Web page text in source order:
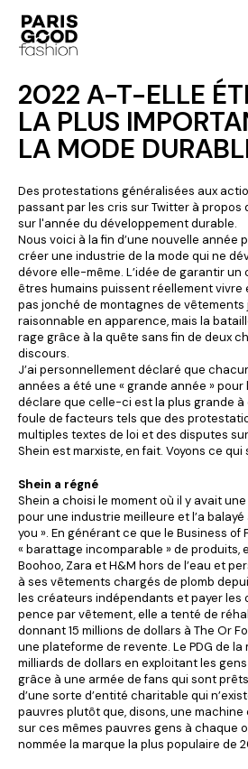
2022 A-T-ELLE
LA PLUS
LA MODE
Des protestations généralisées aux
passant par les cris sur Twitter à propos
sur l'année du développement durable.
Nous voici à la fin d’une nouvelle année
créer une industrie de la mode qui ne
dévore elle-même. L’idée de garantir un
êtres humains puissent réellement vivre
pas jonché de montagnes de
raisonnable en apparence, mais la
rage grâce à la quête sans fin de deux
discours.
J’ai personnellement déclaré que
années a été une « grande année » pour
déclare que celle-ci est la plus grande à
foule de facteurs tels que des
multiples textes de loi et des disputes
Shein est marxiste, en fait. Voyons ce qui
Shein a régné
Shein a choisi le moment où il y avait
pour une industrie meilleure et l’a
you ». En générant ce que le Business of
« barattage incomparable » de produits,
Boohoo, Zara et H&M hors de l’eau et
à ses vêtements chargés de plomb
les créateurs indépendants et payer les
pence par vêtement, elle a tenté de
donnant 15 millions de dollars à The Or
une plateforme de revente. Le PDG de la
milliards de dollars en exploitant les
grâce à une armée de fans qui sont
d’une sorte d’entité charitable qui
pauvres plutôt que, disons, une
sur ces mêmes pauvres gens à chaque
nommée la marque la plus populaire de